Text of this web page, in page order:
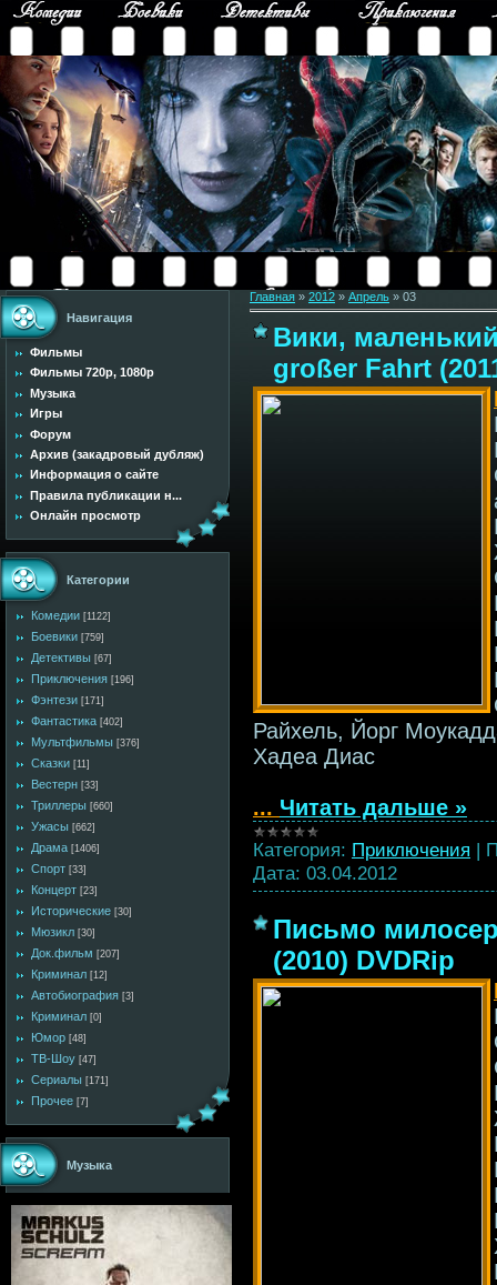
Навигация
Фильмы
Фильмы 720p, 1080p
Музыка
Игры
Форум
Архив (закадровый дубляж)
Информация о сайте
Правила публикации н...
Онлайн просмотр
Категории
Комедии [1122]
Боевики [759]
Детективы [67]
Приключения [196]
Фэнтези [171]
Фантастика [402]
Мультфильмы [376]
Сказки [11]
Вестерн [33]
Триллеры [660]
Ужасы [662]
Драма [1406]
Спорт [33]
Концерт [23]
Исторические [30]
Мюзикл [30]
Док.фильм [207]
Криминал [12]
Автобиография [3]
Криминал [0]
Юмор [48]
ТВ-Шоу [47]
Сериалы [171]
Прочее [7]
Музыка
Главная » 2012 » Апрель » 03
Вики,
großer Fahrt
Райхель, Йорг
Хадеа Диас
... Читать дальше »
Категория: Приключения |
Дата: 03.04.2012
Письмо
(2010) DVDRip